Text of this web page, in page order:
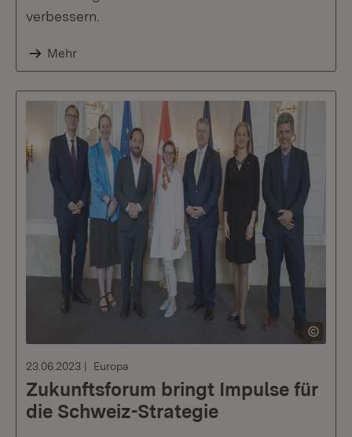
verbessern.
Mehr
23.06.2023 Europa
Zukunftsforum bringt Impulse für
die Schweiz-Strategie